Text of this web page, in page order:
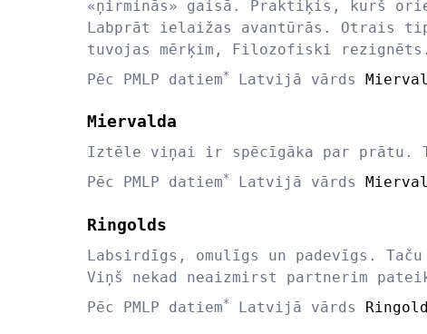
«ņirminās» gaisā. Praktiķis, kurš
Labprāt ielaižas avantūrās. Otrais
tuvojas mērķim, Filozofiski
Pēc PMLP datiem* Latvijā vārds
Miervalda
Iztēle viņai ir spēcīgāka par prātu.
Pēc PMLP datiem* Latvijā vārds
Ringolds
Labsirdīgs, omulīgs un padevīgs.
Viņš nekad neaizmirst partnerim
Pēc PMLP datiem* Latvijā vārds